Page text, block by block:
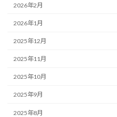
2026年2月
2026年1月
2025年12月
2025年11月
2025年10月
2025年9月
2025年8月